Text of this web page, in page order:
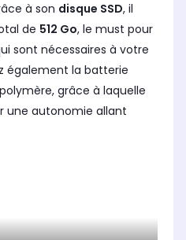
à son disque SSD, il
de 512 Go, le must pour
sont nécessaires à votre
également la batterie
grâce à laquelle
une autonomie allant